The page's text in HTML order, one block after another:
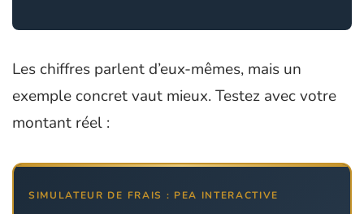
Les chiffres parlent d’eux-mêmes, mais un
exemple concret vaut mieux. Testez avec votre
montant réel :
SIMULATEUR DE FRAIS : PEA INTERACTIVE